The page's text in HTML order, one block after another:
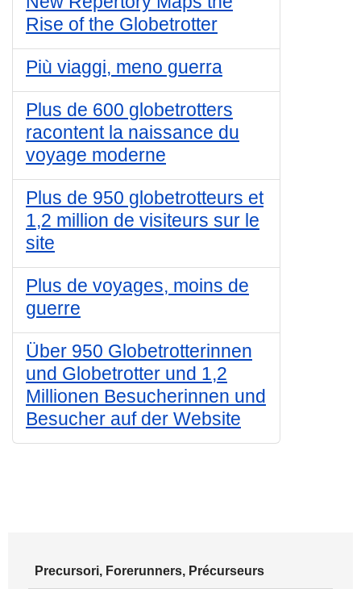
Rise of the Globetrotter
Più viaggi, meno guerra
Plus de 600 globetrotters
racontent la naissance du
voyage moderne
Plus de 950 globetrotteurs et
1,2 million de visiteurs sur le
site
Plus de voyages, moins de
guerre
Über 950 Globetrotterinnen
und Globetrotter und 1,2
Millionen Besucherinnen und
Besucher auf der Website
Precursori, Forerunners, Précurseurs